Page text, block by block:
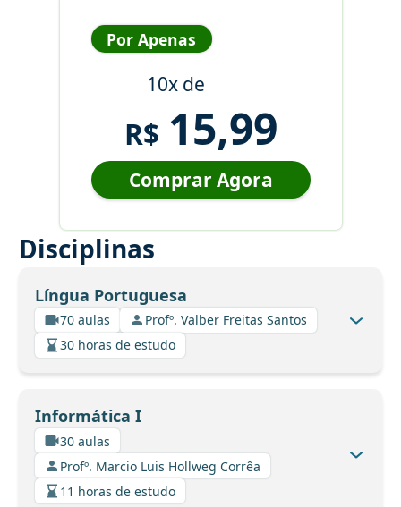
Por Apenas
10x de
R$ 15,99
Comprar Agora
Disciplinas
Língua Portuguesa
70 aulas
Profº. Valber Freitas Santos
30 horas de estudo
Informática I
30 aulas
Profº. Marcio Luis Hollweg Corrêa
11 horas de estudo